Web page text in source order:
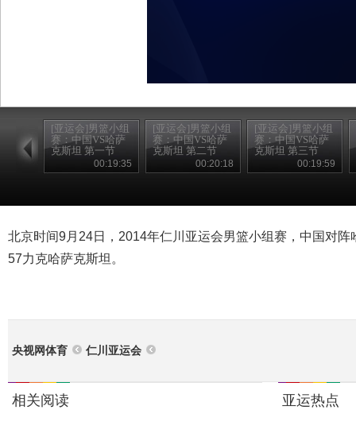
[亚运会]男篮小组
赛：中国VS哈萨
克斯坦 第一节
00:19:35
[亚运会]男篮小组
赛：中国VS哈萨
克斯坦 第二节
00:20:18
[亚运会]男篮小组
赛：中国VS哈萨
克斯坦 第三节
00:19:59
北京时间9月24日，2014年仁川亚运会男篮小组赛，中国对
57力克哈萨克斯坦。
央视网体育 仁川亚运会
相关阅读 亚运热点